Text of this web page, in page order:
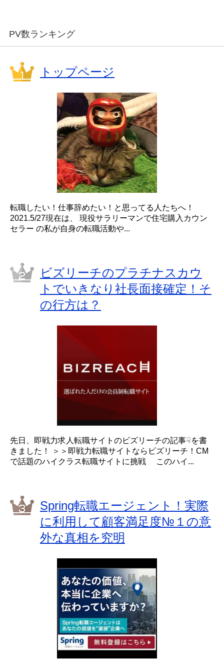
PV数ランキング
トップページ
転職したい！仕事辞めたい！と思ってる人たちへ！
2021.5/27現在は、 現役サラリーマンで住宅購入カウン
セラー の私が自身の転職活動や...
ビズリーチのプラチナスカウ
トでいきなり社長面接確定！そ
の行方は？
先日、即戦力求人転職サイトのビズリーチの記事☟を書
きました！ ＞＞即戦力転職サイトならビズリーチ！CM
で話題のハイクラス転職サイトに挑戦 このハイ...
Spring転職エージェント！実際
に利用して顧客満足度№１の意
外な真相を究明